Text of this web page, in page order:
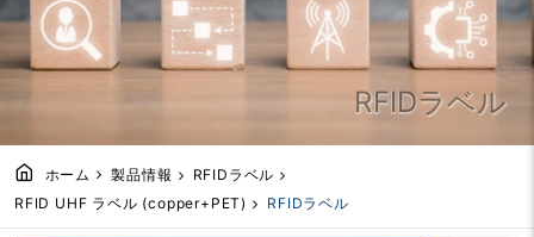
RFIDラベル
ホーム 製品情報
RFIDラベル
RFID UHF ラベル (copper+PET)
RFIDラベル